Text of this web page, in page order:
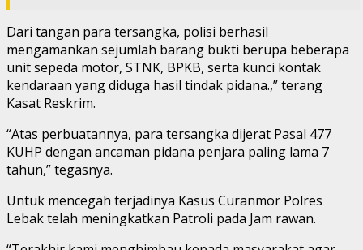
Dari tangan para tersangka, polisi berhasil
mengamankan sejumlah barang bukti berupa beberapa
unit sepeda motor, STNK, BPKB, serta kunci kontak
kendaraan yang diduga hasil tindak pidana.,” terang
Kasat Reskrim.
“Atas perbuatannya, para tersangka dijerat Pasal 477
KUHP dengan ancaman pidana penjara paling lama 7
tahun,” tegasnya.
Untuk mencegah terjadinya Kasus Curanmor Polres
Lebak telah meningkatkan Patroli pada Jam rawan.